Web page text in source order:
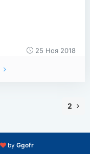
25 Ноя 2018
2
by Ggofr